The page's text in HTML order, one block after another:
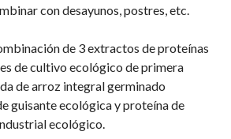
con desayunos, postres, etc.
de 3 extractos de proteínas
de cultivo ecológico de primera
de arroz integral germinado
guisante ecológica y proteína de
ecológico.